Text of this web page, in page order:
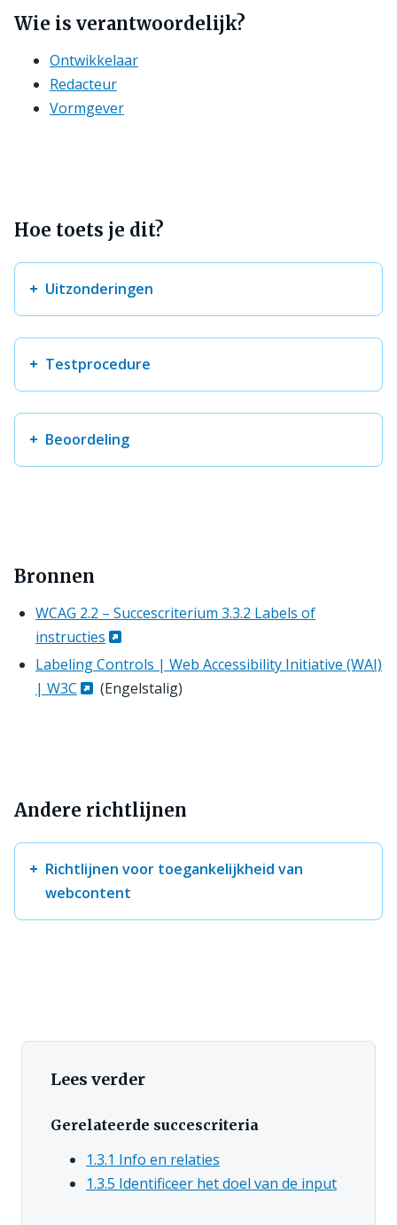
Wie is verantwoordelijk?
Ontwikkelaar
Redacteur
Vormgever
Hoe toets je dit?
Uitzonderingen
Testprocedure
Beoordeling
Bronnen
WCAG 2.2 – Succescriterium 3.3.2 Labels of
instructies
Labeling Controls | Web Accessibility Initiative (WAI)
| W3C
(Engelstalig)
Andere richtlijnen
Richtlijnen voor toegankelijkheid van
webcontent
Lees verder
Gerelateerde succescriteria
1.3.1 Info en relaties
1.3.5 Identificeer het doel van de input